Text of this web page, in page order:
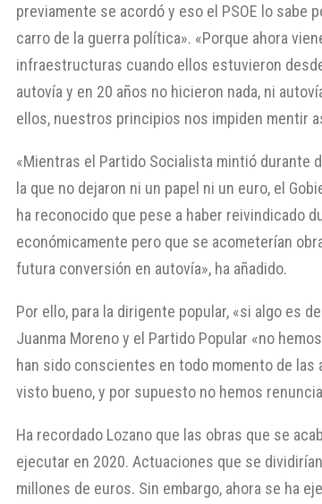
previamente se acordó y eso el PSOE lo sabe
carro de la guerra política». «Porque ahora
infraestructuras cuando ellos estuvieron
autovía y en 20 años no hicieron nada, ni
ellos, nuestros principios nos impiden mentir
«Mientras el Partido Socialista mintió durante
la que no dejaron ni un papel ni un euro, el
ha reconocido que pese a haber reivindicado
económicamente pero que se acometerían
futura conversión en autovía», ha añadido.
Por ello, para la dirigente popular, «si algo es
Juanma Moreno y el Partido Popular «no
han sido conscientes en todo momento de las
visto bueno, y por supuesto no hemos
Ha recordado Lozano que las obras que se
ejecutar en 2020. Actuaciones que se
millones de euros. Sin embargo, ahora se ha